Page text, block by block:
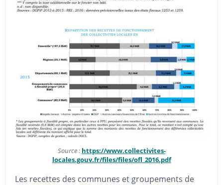
Source : https://www.collectivites-
locales.gouv.fr/files/files/ofl_2016.pdf
Les recettes des communes et groupements de